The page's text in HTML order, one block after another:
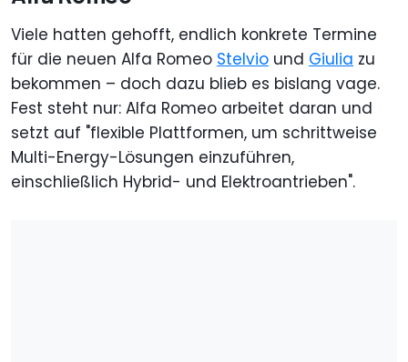
Viele hatten gehofft, endlich konkrete Termine
für die neuen Alfa Romeo Stelvio und Giulia zu
bekommen – doch dazu blieb es bislang vage.
Fest steht nur: Alfa Romeo arbeitet daran und
setzt auf "flexible Plattformen, um schrittweise
Multi-Energy-Lösungen einzuführen,
einschließlich Hybrid- und Elektroantrieben".